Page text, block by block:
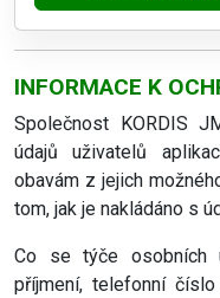
INFORMACE K
Společnost KORDIS
údajů uživatelů
obavám z jejich
tom, jak je nakládáno s
Co se týče osobních
příjmení, telefonní